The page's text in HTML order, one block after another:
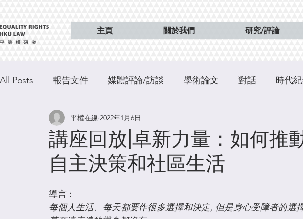
主頁 關於我們 研究/評論
All Posts 報告文件 媒體評論/訪談 學術論文 對話 時代
出版
講座回放|卓新力量：如何推
自主決策和社區生活
平權在線 2022年1月6日
導言：
每個人生活、每天都要作很多選擇和決定, 但是身心受障者的選